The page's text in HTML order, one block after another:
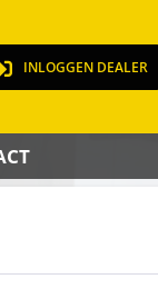
INLOGGEN DEALER